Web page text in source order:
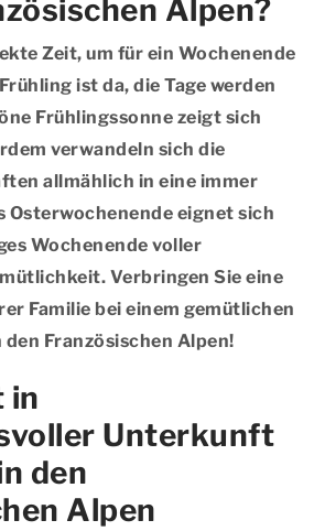
Alpen?
Zeit, um für ein Wochenende
ist da, die Tage werden
Frühlingssonne zeigt sich
verwandeln sich die
allmählich in eine immer
Osterwochenende eignet sich
Wochenende voller
Verbringen Sie eine
Familie bei einem gemütlichen
Französischen Alpen!
in
Unterkunft
den
Alpen